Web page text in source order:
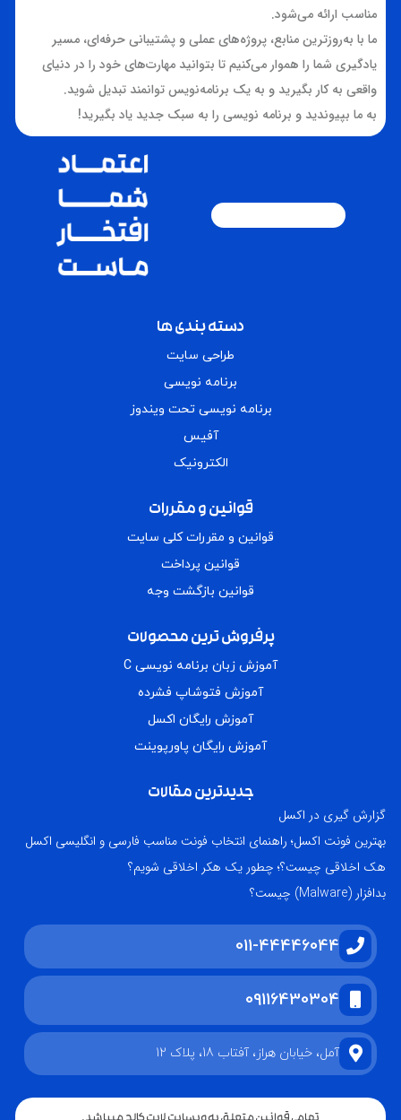
مناسب ارائه می‌شود.
ما با به‌روزترین منابع، پروژه‌های عملی و پشتیبانی حرفه‌ای، مسیر
یادگیری شما را هموار می‌کنیم تا بتوانید مهارت‌های خود را در دنیای
واقعی به کار بگیرید و به یک برنامه‌نویس توانمند تبدیل شوید.
به ما بپیوندید و برنامه نویسی را به سبک جدید یاد بگیرید!
دسته بندی ها
طراحی سایت
برنامه نویسی
برنامه نویسی تحت ویندوز
آفیس
الکترونیک
قوانین و مقررات
قوانین و مقررات کلی سایت
قوانین پرداخت
قوانین بازگشت وجه
پرفروش ترین محصولات
آموزش زبان برنامه نویسی C
آموزش فتوشاپ فشرده
آموزش رایگان اکسل
آموزش رایگان پاورپوینت
جدیدترین مقالات
گزارش گیری در اکسل
بهترین فونت اکسل؛ راهنمای انتخاب فونت مناسب فارسی و انگلیسی اکسل
هک اخلاقی چیست؟؛ چطور یک هکر اخلاقی شویم؟
بدافزار (Malware) چیست؟
011-44446044
09116430304
آمل، خیابان هراز، آفتاب 18، پلاک 12